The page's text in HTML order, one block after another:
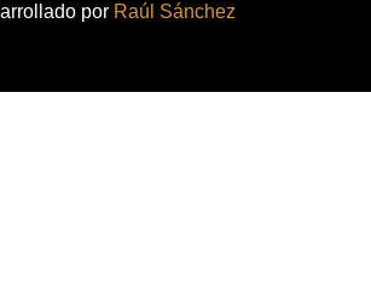
por Raúl Sánchez